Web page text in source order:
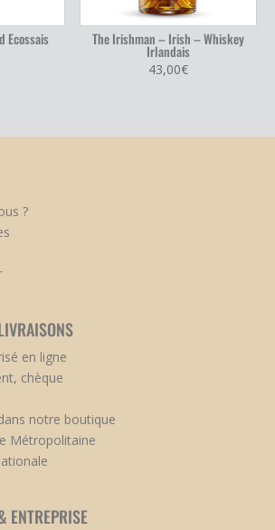
Ecossais The Irishman – Irish – Whiskey
Irlandais
43,00€
?
en ligne
chèque
notre boutique
Métropolitaine
ENTREPRISE